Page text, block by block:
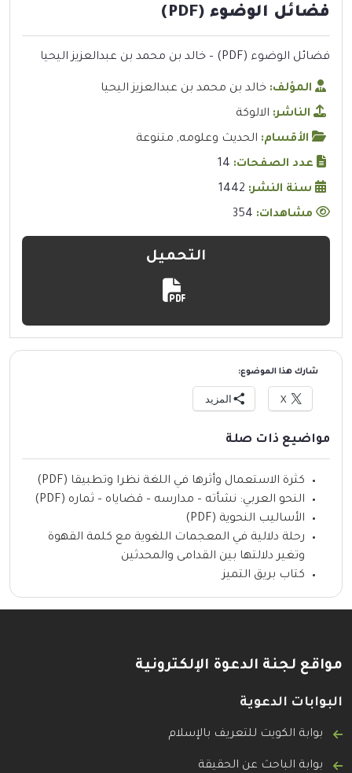
فضائل الوضوء (PDF)
فضائل الوضوء (PDF) – خالد بن محمد بن عبدالعزيز اليحيا
المؤلف: خالد بن محمد بن عبدالعزيز اليحيا
الناشر: الالوكة
الأقسام: الحديث وعلومه, متنوعة
عدد الصفحات: 14
سنة النشر: 1442
مشاهدات:
التحميل
شارك هذا الموضوع:
X المزيد
مواضيع ذات صلة
كثرة الاستعمال وأثرها في اللغة نظرا وتطبيقا (PDF)
النحو العربي: نشأته – مدارسه – قضاياه – ثماره (PDF)
الأساليب النحوية (PDF)
رحلة دلالية في المعجمات اللغوية مع كلمة القهوة
وتغير دلالتها بين القدامى والمحدثين
كتاب بريق التميز
مواقع لجنة الدعوة الإلكترونية
البوابات الدعوية
بوابة الكويت للتعريف بالإسلام
بوابة الباحث عن الحقيقة